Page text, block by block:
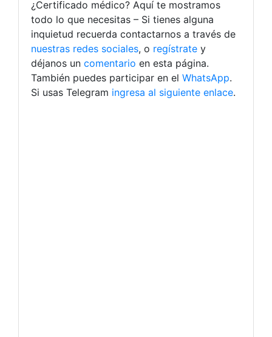
¿Certificado médico? Aquí te mostramos
todo lo que necesitas – Si tienes alguna
inquietud recuerda contactarnos a través de
nuestras redes sociales, o regístrate y
déjanos un comentario en esta página.
También puedes participar en el WhatsApp.
Si usas Telegram ingresa al siguiente enlace.